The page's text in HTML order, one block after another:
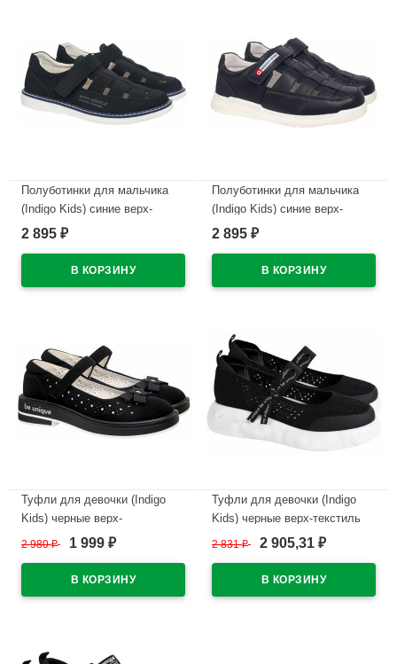
Полуботинки для мальчика
(Indigo Kids) синие верх-
искусственная кожа
размерный ряд 32-37 арт.41-
0020A2
2 895 ₽
Полуботинки для мальчика
(Indigo Kids) синие верх-
искусственная кожа
размерный ряд 32-37 арт.41-
0019A2
2 895 ₽
Туфли для девочки (Indigo
Kids) черные верх-
искусственная кожа
артикул 32-0366A
2 980₽ 1 999 ₽
Туфли для девочки (Indigo
Kids) черные верх-текстиль
подкладка-натуральная кожа
2 831₽ 2 905,31 ₽